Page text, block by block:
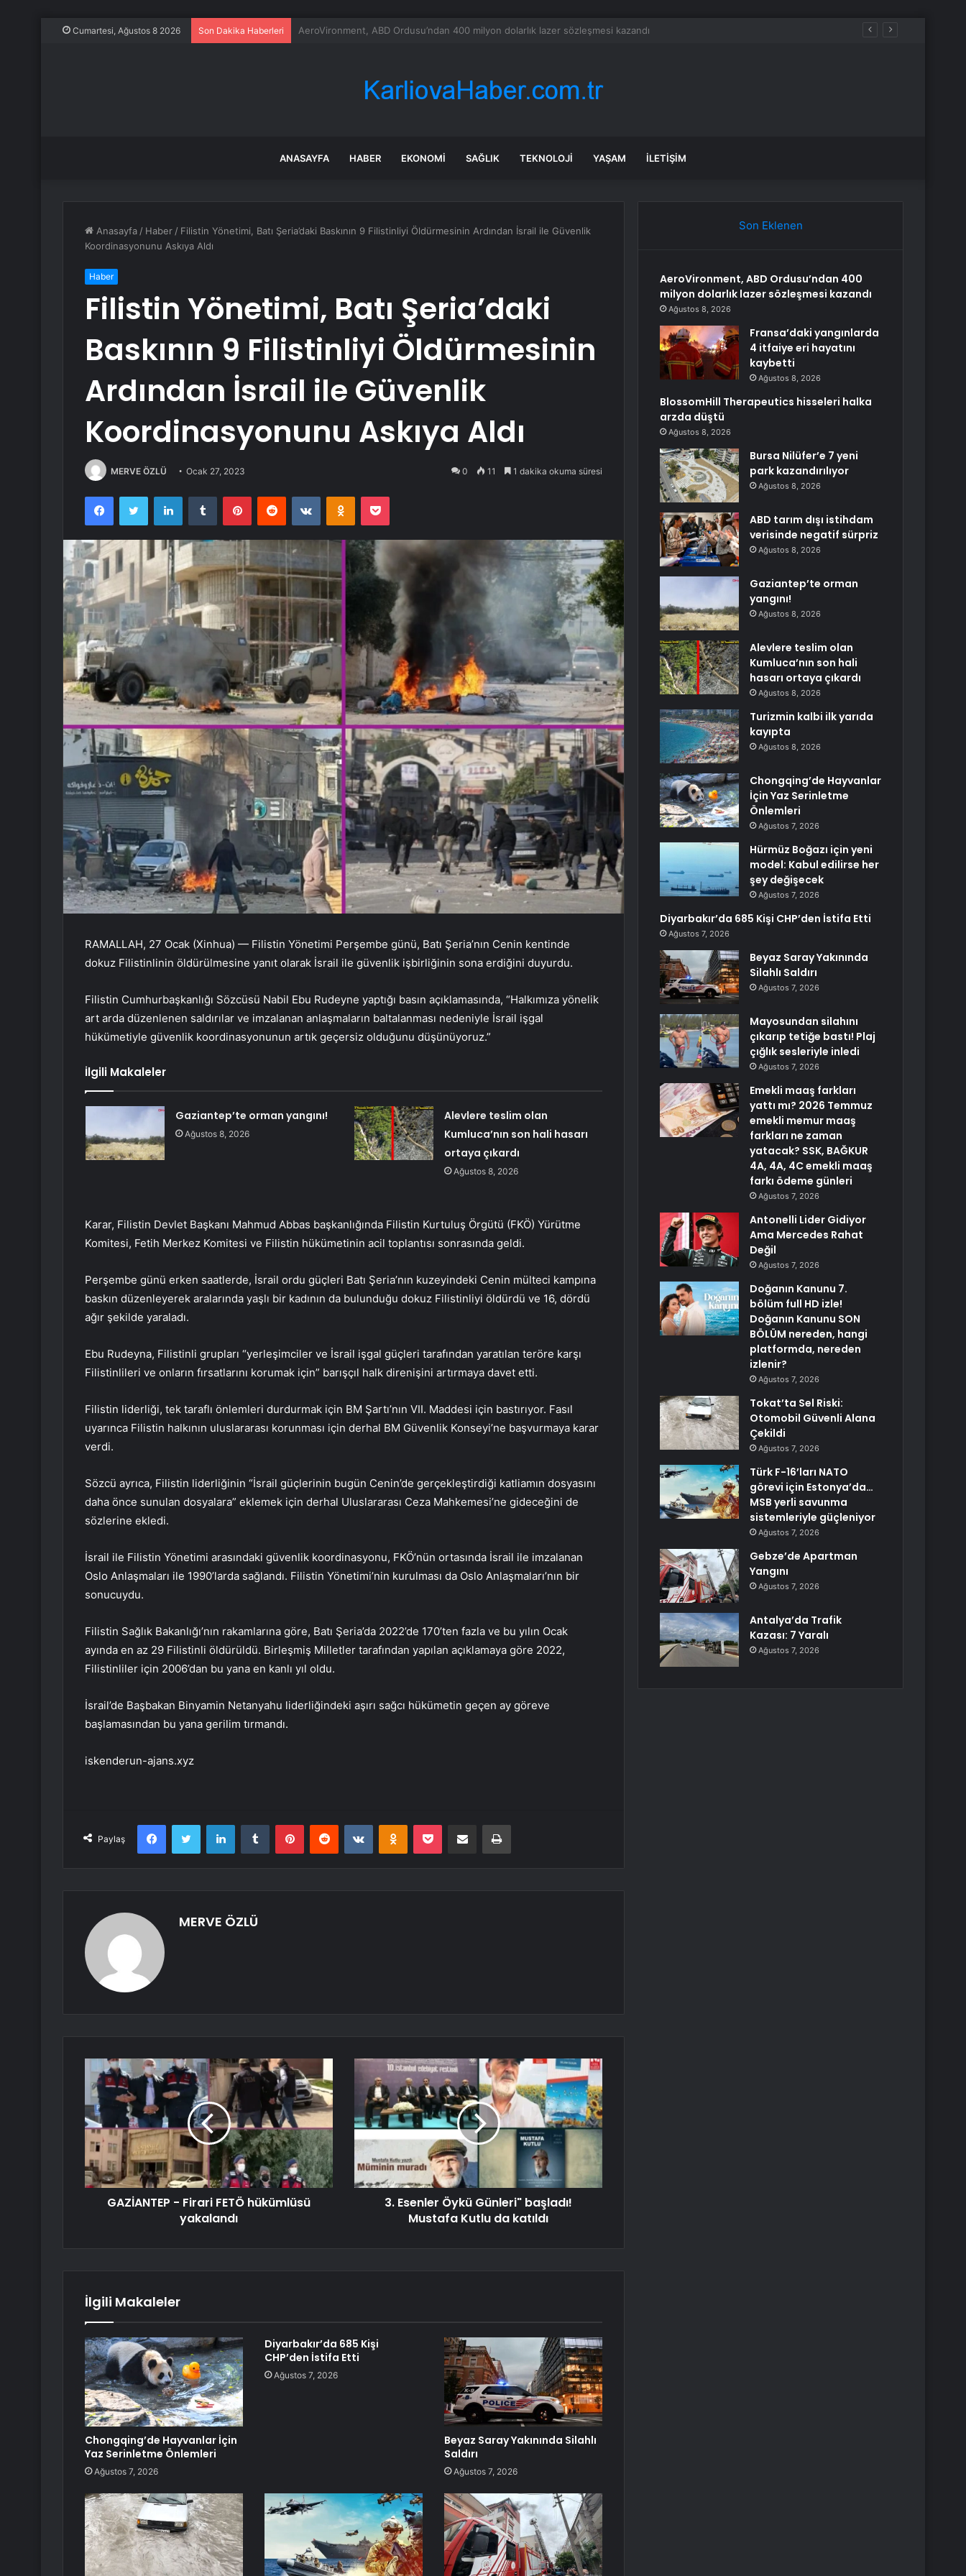
Cumartesi, Ağustos 8 2026 Son Dakika Haberleri Fransa’daki yangınlarda 4 itfaiye eri hayatını kaybetti
ANASAYFA HABER EKONOMI SAĞLIK TEKNOLOJI YAŞAM İLETIŞIM
Anasayfa / Haber / Filistin Yönetimi, Batı Şeria’daki Baskının 9 Filistinliyi Öldürmesinin Ardından İsrail ile Güvenlik
Koordinasyonunu Askıya Aldı
Haber
Filistin Yönetimi, Batı Şeria’daki
Baskının 9 Filistinliyi Öldürmesinin
Ardından İsrail ile Güvenlik
Koordinasyonunu Askıya Aldı
MERVE ÖZLÜ Ocak 27, 2023 0 11 1 dakika okuma süresi
FacebookTwitter LinkedInTumblr PinterestReddit VKontakteOdnoklassniki
Pocket
RAMALLAH, 27 Ocak (Xinhua) — Filistin Yönetimi Perşembe günü, Batı Şeria’nın Cenin kentinde
dokuz Filistinlinin öldürülmesine yanıt olarak İsrail ile güvenlik işbirliğinin sona erdiğini duyurdu.
Filistin Cumhurbaşkanlığı Sözcüsü Nabil Ebu Rudeyne yaptığı basın açıklamasında, “Halkımıza yönelik
art arda düzenlenen saldırılar ve imzalanan anlaşmaların baltalanması nedeniyle İsrail işgal
hükümetiyle güvenlik koordinasyonunun artık geçersiz olduğunu düşünüyoruz.”
İlgili Makaleler
Gaziantep’te orman yangını!
Ağustos 8, 2026
Alevlere teslim olan
Kumluca’nın son hali hasarı
ortaya çıkardı
Ağustos 8, 2026
Karar, Filistin Devlet Başkanı Mahmud Abbas başkanlığında Filistin Kurtuluş Örgütü (FKÖ) Yürütme
Komitesi, Fetih Merkez Komitesi ve Filistin hükümetinin acil toplantısı sonrasında geldi.
Perşembe günü erken saatlerde, İsrail ordu güçleri Batı Şeria’nın kuzeyindeki Cenin mülteci kampına
baskın düzenleyerek aralarında yaşlı bir kadının da bulunduğu dokuz Filistinliyi öldürdü ve 16, dördü
ağır şekilde yaraladı.
Ebu Rudeyna, Filistinli grupları “yerleşimciler ve İsrail işgal güçleri tarafından yaratılan teröre karşı
Filistinlileri ve onların fırsatlarını korumak için” barışçıl halk direnişini artırmaya davet etti.
Filistin liderliği, tek taraflı önlemleri durdurmak için BM Şartı’nın VII. Maddesi için bastırıyor. Fasıl
uyarınca Filistin halkının uluslararası korunması için derhal BM Güvenlik Konseyi’ne başvurmaya karar
verdi.
Sözcü ayrıca, Filistin liderliğinin “İsrail güçlerinin bugün Cenin’de gerçekleştirdiği katliamın dosyasını
daha önce sunulan dosyalara” eklemek için derhal Uluslararası Ceza Mahkemesi’ne gideceğini de
sözlerine ekledi.
İsrail ile Filistin Yönetimi arasındaki güvenlik koordinasyonu, FKÖ’nün ortasında İsrail ile imzalanan
Oslo Anlaşmaları ile 1990’larda sağlandı. Filistin Yönetimi’nin kurulması da Oslo Anlaşmaları’nın bir
sonucuydu.
Filistin Sağlık Bakanlığı’nın rakamlarına göre, Batı Şeria’da 2022’de 170’ten fazla ve bu yılın Ocak
ayında en az 29 Filistinli öldürüldü. Birleşmiş Milletler tarafından yapılan açıklamaya göre 2022,
Filistinliler için 2006’dan bu yana en kanlı yıl oldu.
İsrail’de Başbakan Binyamin Netanyahu liderliğindeki aşırı sağcı hükümetin geçen ay göreve
başlamasından bu yana gerilim tırmandı.
iskenderun-ajans.xyz
Paylaş
FacebookTwitter LinkedInTumblr PinterestReddit VKontakteOdnoklassniki
Pocket E-Posta ile paylaş Yazdır
MERVE ÖZLÜ
GAZİANTEP - Firari FETÖ hükümlüsü
yakalandı
3. Esenler Öykü Günleri" başladı!
Mustafa Kutlu da katıldı
İlgili Makaleler
Chongqing’de Hayvanlar İçin
Yaz Serinletme Önlemleri
Ağustos 7, 2026
Diyarbakır’da 685 Kişi
CHP’den İstifa Etti
Ağustos 7, 2026
Beyaz Saray Yakınında Silahlı
Saldırı
Ağustos 7, 2026
Son Eklenen
AeroVironment, ABD Ordusu’ndan 400
milyon dolarlık lazer sözleşmesi kazandı
Ağustos 8, 2026
Fransa’daki yangınlarda
4 itfaiye eri hayatını
kaybetti
Ağustos 8, 2026
BlossomHill Therapeutics hisseleri halka
arzda düştü
Ağustos 8, 2026
Bursa Nilüfer’e 7 yeni
park kazandırılıyor
Ağustos 8, 2026
ABD tarım dışı istihdam
verisinde negatif sürpriz
Ağustos 8, 2026
Gaziantep’te orman
yangını!
Ağustos 8, 2026
Alevlere teslim olan
Kumluca’nın son hali
hasarı ortaya çıkardı
Ağustos 8, 2026
Turizmin kalbi ilk yarıda
kayıpta
Ağustos 8, 2026
Chongqing’de Hayvanlar
İçin Yaz Serinletme
Önlemleri
Ağustos 7, 2026
Hürmüz Boğazı için yeni
model: Kabul edilirse her
şey değişecek
Ağustos 7, 2026
Diyarbakır’da 685 Kişi CHP’den İstifa Etti
Ağustos 7, 2026
Beyaz Saray Yakınında
Silahlı Saldırı
Ağustos 7, 2026
Mayosundan silahını
çıkarıp tetiğe bastı! Plaj
çığlık sesleriyle inledi
Ağustos 7, 2026
Emekli maaş farkları
yattı mı? 2026 Temmuz
emekli memur maaş
farkları ne zaman
yatacak? SSK, BAĞKUR
4A, 4A, 4C emekli maaş
farkı ödeme günleri
Ağustos 7, 2026
Antonelli Lider Gidiyor
Ama Mercedes Rahat
Değil
Ağustos 7, 2026
Doğanın Kanunu 7.
bölüm full HD izle!
Doğanın Kanunu SON
BÖLÜM nereden, hangi
platformda, nereden
izlenir?
Ağustos 7, 2026
Tokat’ta Sel Riski:
Otomobil Güvenli Alana
Çekildi
Ağustos 7, 2026
Türk F-16’ları NATO
görevi için Estonya’da…
MSB yerli savunma
sistemleriyle güçleniyor
Ağustos 7, 2026
Gebze’de Apartman
Yangını
Ağustos 7, 2026
Antalya’da Trafik
Kazası: 7 Yaralı
Ağustos 7, 2026